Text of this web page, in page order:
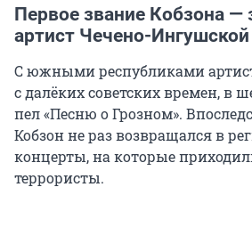
Первое звание Кобзона
артист Чечено-
С южными республиками
с далёких советских времен, в
пел «Песню о Грозном».
Кобзон не раз возвращался в
концерты, на которые
террористы.